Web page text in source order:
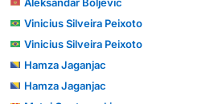
Vinicius Silveira Peixoto
Vinicius Silveira Peixoto
Hamza Jaganjac
Hamza Jaganjac